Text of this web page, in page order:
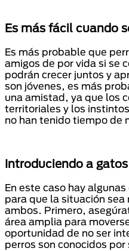
Es más fácil cuando
Es más probable que
amigos de por vida si se
podrán crecer juntos y
son jóvenes, es más
una amistad, ya que los
territoriales y los
no han tenido tiempo de
Introduciendo a
En este caso hay
para que la situación
ambos. Primero,
área amplia para
oportunidad de no ser
perros son conocidos